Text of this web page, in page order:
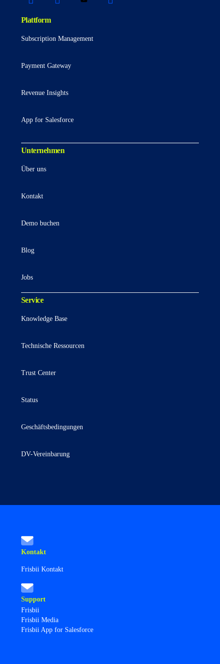
Plattform
Subscription Management
Payment Gateway
Revenue Insights
App for Salesforce
Unternehmen
Über uns
Kontakt
Demo buchen
Blog
Jobs
Service
Knowledge Base
Technische Ressourcen
Trust Center
Status
Geschäftsbedingungen
DV-Vereinbarung
Kontakt
Frisbii Kontakt
Support
Frisbii
Frisbii Media
Frisbii App for Salesforce